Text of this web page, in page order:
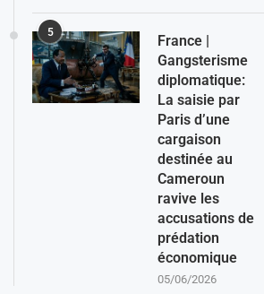
5
France |
Gangsterisme
diplomatique:
La saisie par
Paris d’une
cargaison
destinée au
Cameroun
ravive les
accusations de
prédation
économique
05/06/2026